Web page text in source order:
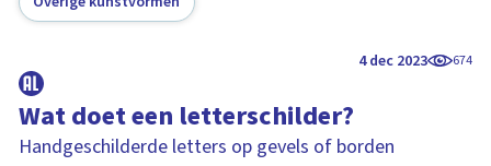
4 dec 2023 674
Wat doet een letterschilder?
Handgeschilderde letters op gevels of borden